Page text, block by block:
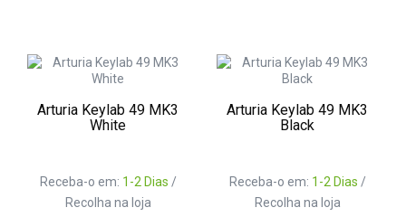
Arturia Keylab 49 MK3
White
Receba-o em: 1-2 Dias /
Recolha na loja
Arturia Keylab 49 MK3
Black
Receba-o em: 1-2 Dias /
Recolha na loja